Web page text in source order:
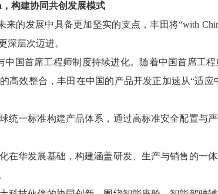
构建协同共创发展模式
来的发展中具备更加坚实的支点，丰田将“with
深层次迈进。
中国首席工程师制度持续进化。随着中国首席工
高效整合，丰田在中国的产品开发正加速从“适应
统一标准构建产品体系，通过高标准安全配置与
在华发展基础，构建涵盖研发、生产与销售的一